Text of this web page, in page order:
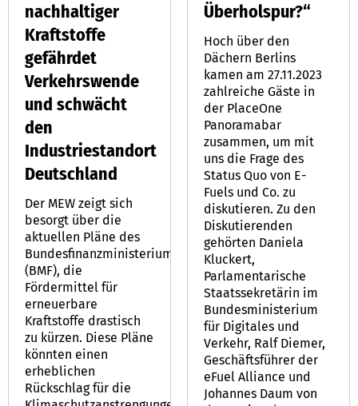
nachhaltiger
Kraftstoffe
gefährdet
Verkehrswende
und schwächt
den
Industriestandort
Deutschland
Der MEW zeigt sich
besorgt über die
aktuellen Pläne des
Bundesfinanzministeriums
(BMF), die
Fördermittel für
erneuerbare
Kraftstoffe drastisch
zu kürzen. Diese Pläne
könnten einen
erheblichen
Rückschlag für die
Überholspur?“
Hoch über den
Dächern Berlins
kamen am 27.11.2023
zahlreiche Gäste in
der PlaceOne
Panoramabar
zusammen, um mit
uns die Frage des
Status Quo von E-
Fuels und Co. zu
diskutieren. Zu den
Diskutierenden
gehörten Daniela
Kluckert,
Parlamentarische
Staatssekretärin im
Bundesministerium
für Digitales und
Verkehr, Ralf Diemer,
Geschäftsführer der
eFuel Alliance und
Johannes Daum von